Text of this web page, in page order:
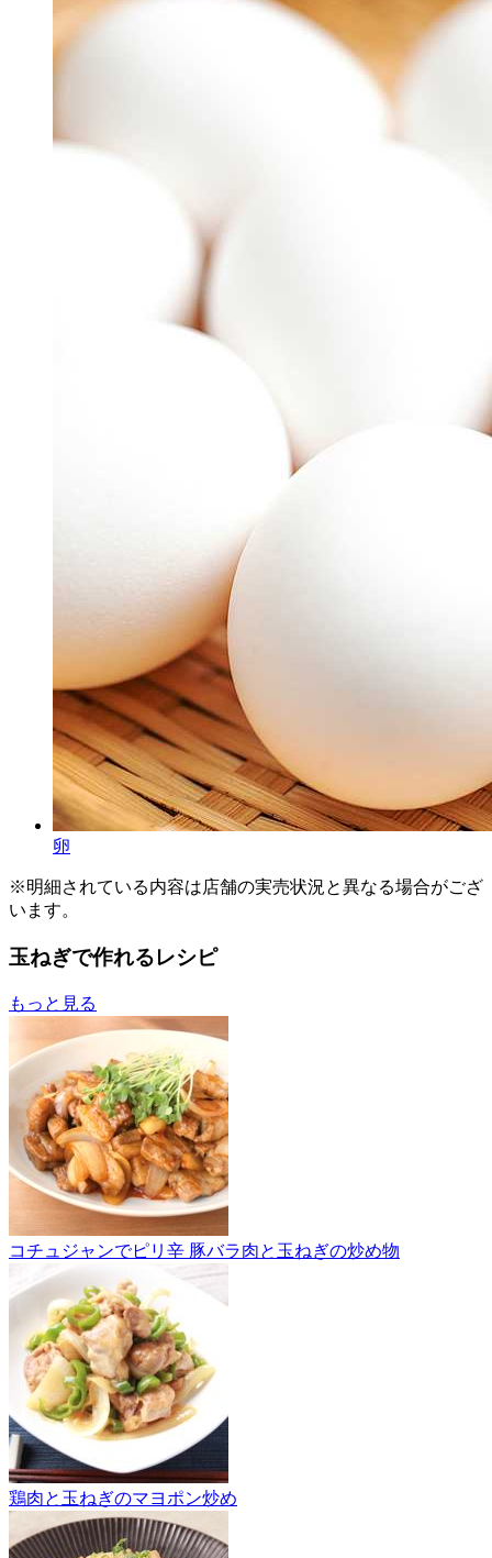
卵
※明細されている内容は店舗の実売状況と異なる場合がござ
います。
玉ねぎで作れるレシピ
もっと見る
コチュジャンでピリ辛 豚バラ肉と玉ねぎの炒め物
鶏肉と玉ねぎのマヨポン炒め